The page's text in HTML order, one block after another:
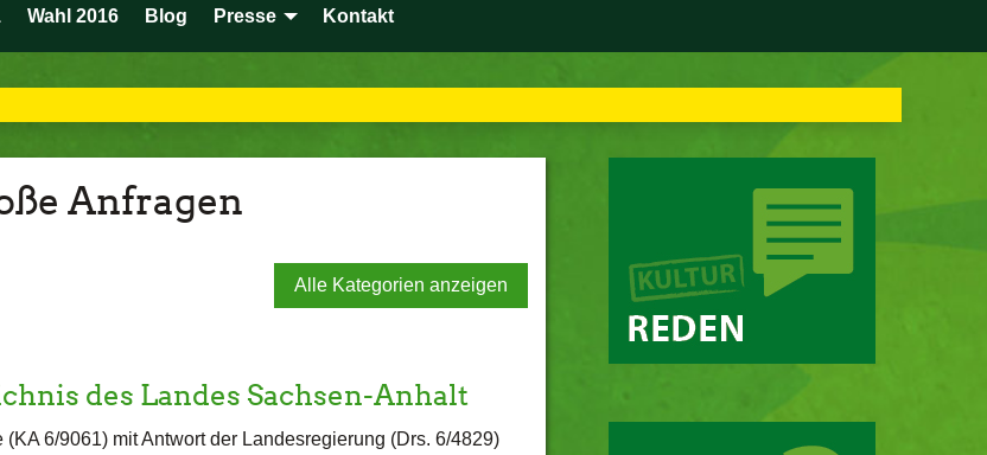
Wahl 2016 Blog Presse Kontakt
Anfragen
Alle Kategorien anzeigen
des Landes Sachsen-Anhalt
(KA 6/9061) mit Antwort der Landesregierung (Drs. 6/4829)